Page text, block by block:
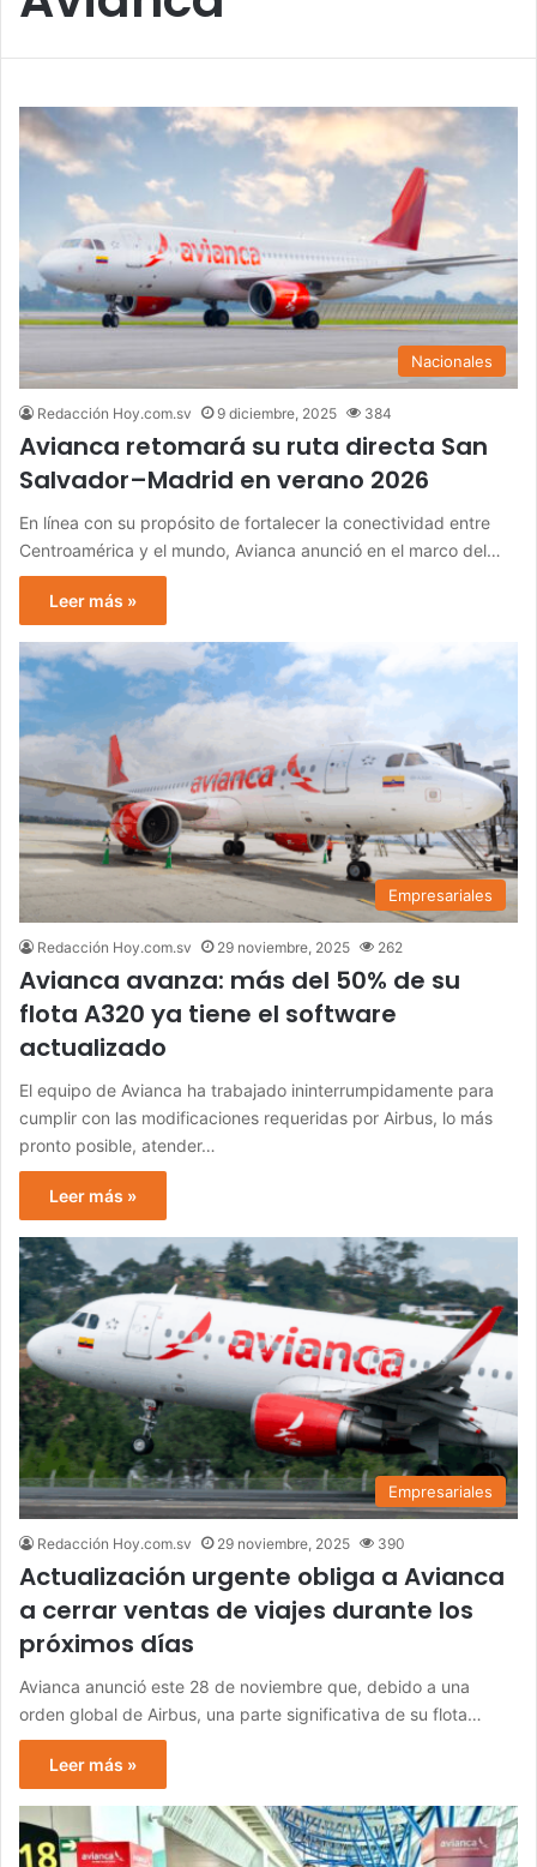
Nacionales
Redacción Hoy.com.sv 9 diciembre, 2025 384
Avianca retomará su ruta directa San
Salvador–Madrid en verano 2026
En línea con su propósito de fortalecer la conectividad entre
Centroamérica y el mundo, Avianca anunció en el marco del…
Leer más »
Empresariales
Redacción Hoy.com.sv 29 noviembre, 2025 262
Avianca avanza: más del 50% de su
flota A320 ya tiene el software
actualizado
El equipo de Avianca ha trabajado ininterrumpidamente para
cumplir con las modificaciones requeridas por Airbus, lo más
pronto posible, atender…
Leer más »
Empresariales
Redacción Hoy.com.sv 29 noviembre, 2025 390
Actualización urgente obliga a Avianca
a cerrar ventas de viajes durante los
próximos días
Avianca anunció este 28 de noviembre que, debido a una
orden global de Airbus, una parte significativa de su flota…
Leer más »